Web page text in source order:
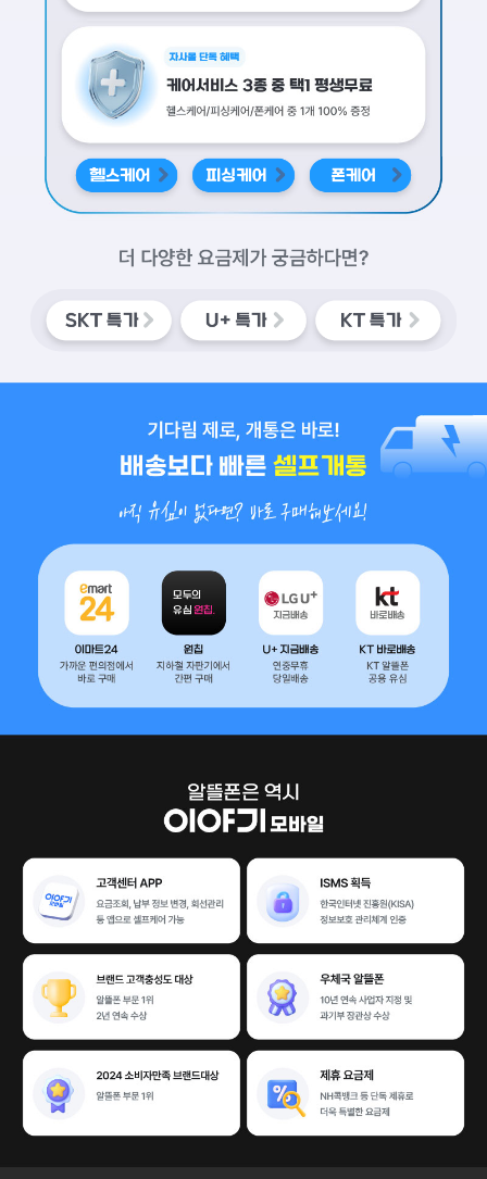
네이버페이 2만원 100 증정 이야기 라이트 7GB 이야기 스탠다드
자사몰 단독 혜택 케어서비스 3종 중 택1 평생무료 헬스케어, 피싱케어,
배경이미지헬스케어 피싱케어 폰케어
배경이미
기다림 제로, 개통은 바로! 배송보다 빠른 셀프개통 아직 유심이 없다면
이마트24 - 가까운 편의점에서 바로 구매 원칩 - 지하철역 자판기에서